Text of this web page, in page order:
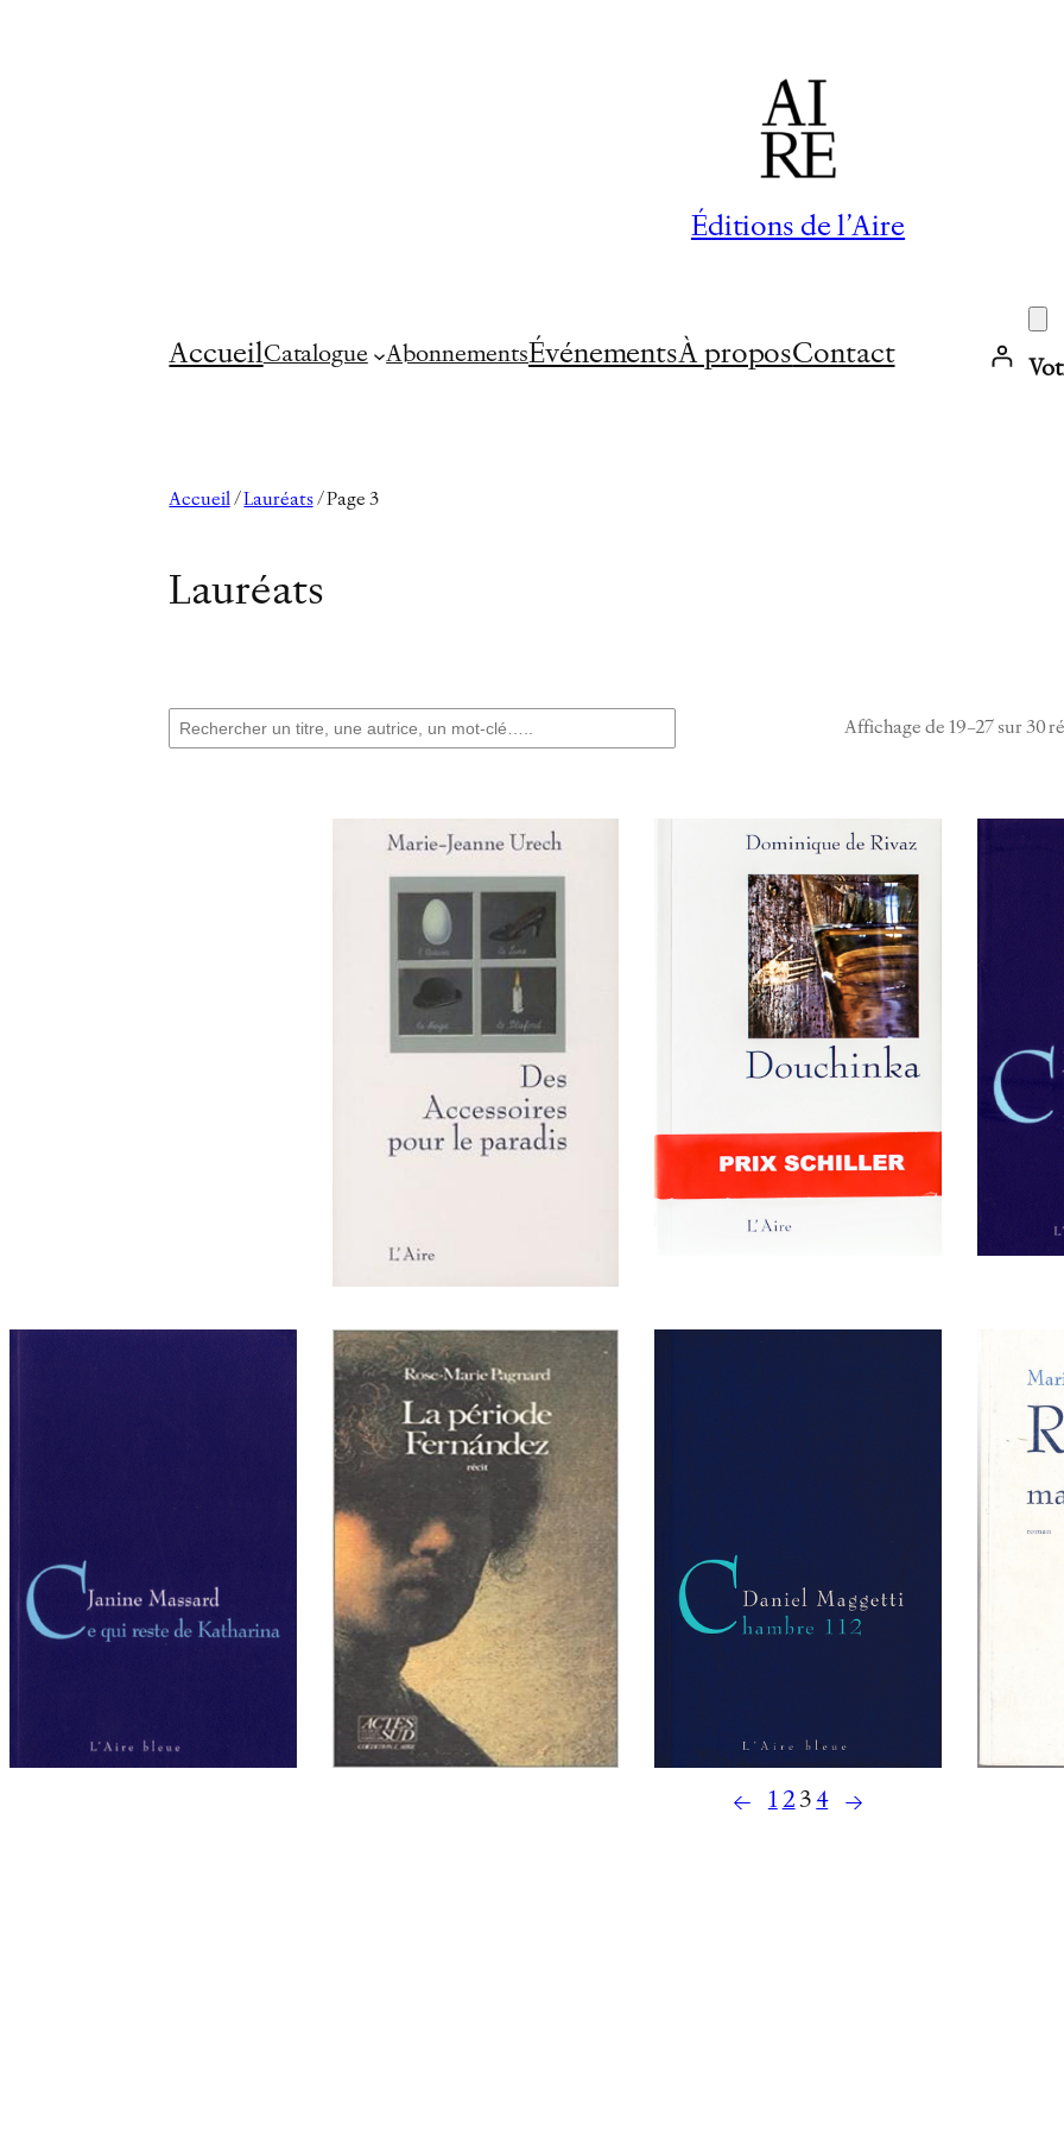
Éditions de l’Aire
AccueilCatalogue AbonnementsÉvénementsÀ proposContact
Accueil/Lauréats/ Page 3
Lauréats
Recherche Affichage de 19–27 sur 30
← 1 2 3 4 →